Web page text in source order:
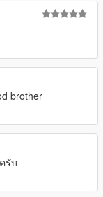
brother
รับ